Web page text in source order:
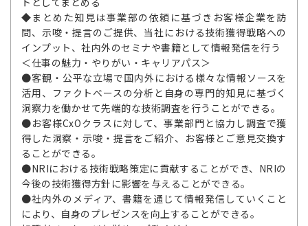
◆まとめた知見は事業部の依頼に基づきお客様企業を訪
問、示唆・提言のご提供、当社における技術獲得戦略への
インプット、社内外のセミナや書籍として情報発信を行う
＜仕事の魅力・やりがい・キャリアパス＞
●客観・公平な立場で国内外における様々な情報ソースを
活用、ファクトベースの分析と自身の専門的知見に基づく
洞察力を働かせて先端的な技術調査を行うことができる。
●お客様CxOクラスに対して、事業部門と協力し調査で獲
得した洞察・示唆・提言をご紹介、お客様とご意見交換す
ることができる。
●NRIにおける技術戦略策定に貢献することができ、NRIの
今後の技術獲得方針に影響を与えることができる。
●社内外のメディア、書籍を通じて情報発信していくこと
により、自身のプレゼンスを向上することができる。